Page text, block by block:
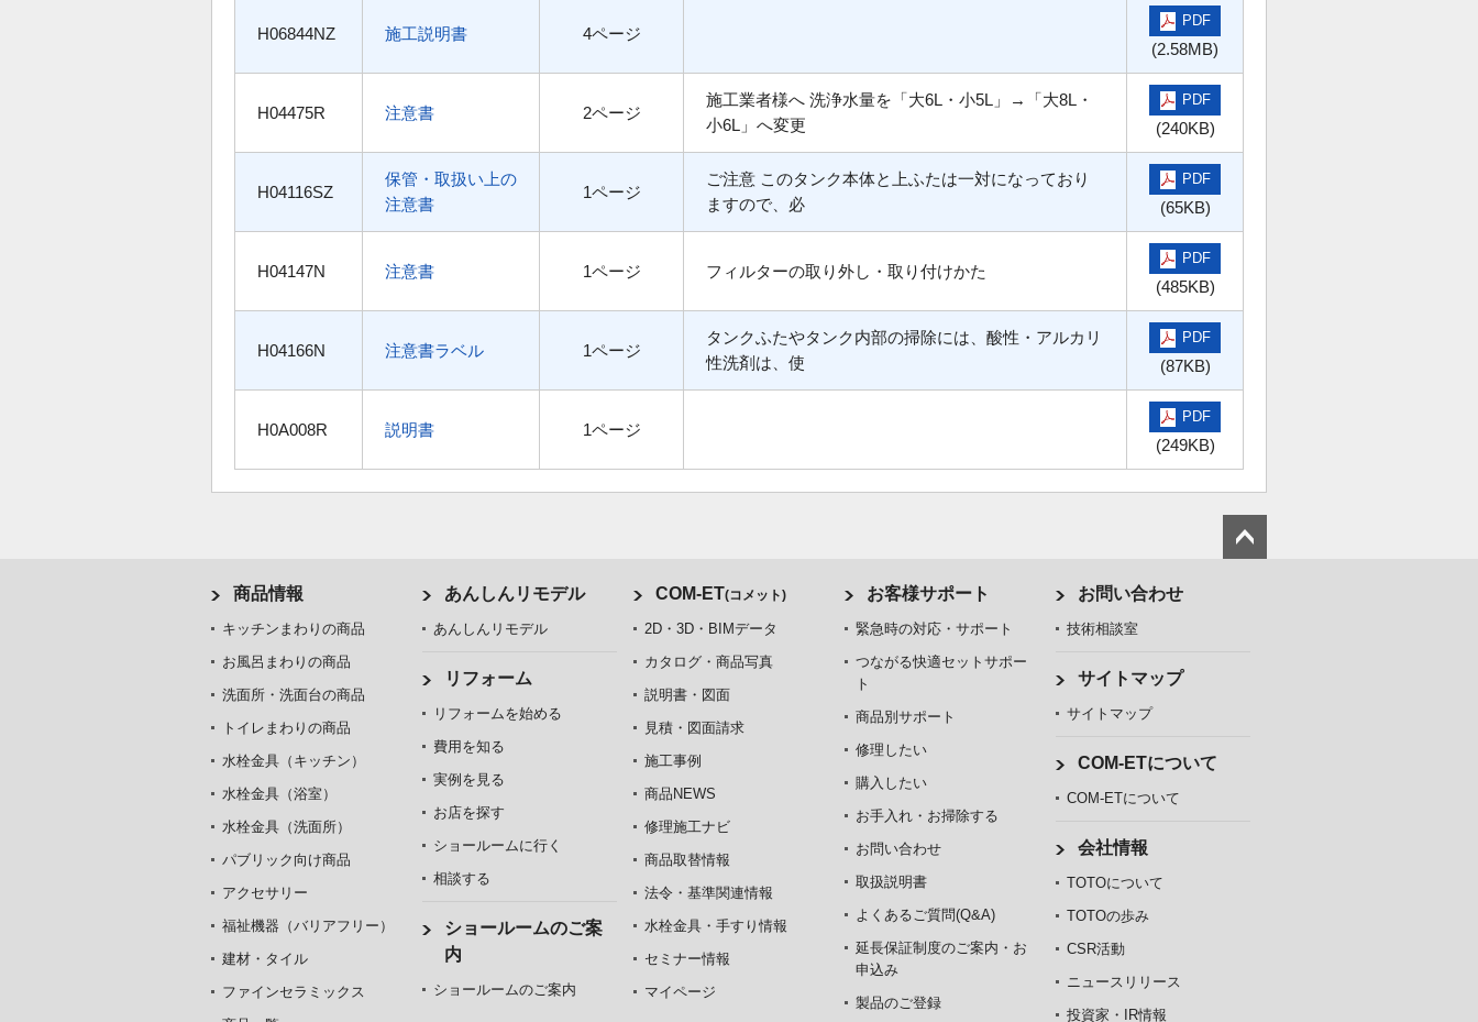
H06844NZ 施工説明書 4ページ
PDF
(2.58MB)
H04475R 注意書 2ページ
施工業者様へ 洗浄水量を「大6L・小5L」→「大8L・
小6L」へ変更
PDF
(240KB)
H04116SZ
保管・取扱い上の
注意書
1ページ
ご注意 このタンク本体と上ふたは一対になっており
ますので、必
PDF
(65KB)
H04147N 注意書 1ページ フィルターの取り外し・取り付けかた
PDF
(485KB)
H04166N 注意書ラベル 1ページ
タンクふたやタンク内部の掃除には、酸性・アルカリ
性洗剤は、使
PDF
(87KB)
H0A008R 説明書 1ページ
PDF
(249KB)
商品情報
キッチンまわりの商品
お風呂まわりの商品
洗面所・洗面台の商品
トイレまわりの商品
水栓金具（キッチン）
水栓金具（浴室）
水栓金具（洗面所）
パブリック向け商品
アクセサリー
福祉機器（バリアフリー）
建材・タイル
ファインセラミックス
あんしんリモデル
あんしんリモデル
リフォーム
リフォームを始める
費用を知る
実例を見る
お店を探す
ショールームに行く
相談する
ショールームのご案
内
ショールームのご案内
COM-ET(コメット)
2D・3D・BIMデータ
カタログ・商品写真
説明書・図面
見積・図面請求
施工事例
商品NEWS
修理施工ナビ
商品取替情報
法令・基準関連情報
水栓金具・手すり情報
セミナー情報
マイページ
お客様サポート
緊急時の対応・サポート
つながる快適セットサポー
ト
商品別サポート
修理したい
購入したい
お手入れ・お掃除する
お問い合わせ
取扱説明書
よくあるご質問(Q&A)
延長保証制度のご案内・お
申込み
製品のご登録
お問い合わせ
技術相談室
サイトマップ
サイトマップ
COM-ETについて
COM-ETについて
会社情報
TOTOについて
TOTOの歩み
CSR活動
ニュースリリース
投資家・IR情報